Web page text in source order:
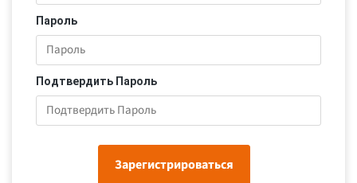
Пароль
Подтвердить Пароль
Зарегистрироваться